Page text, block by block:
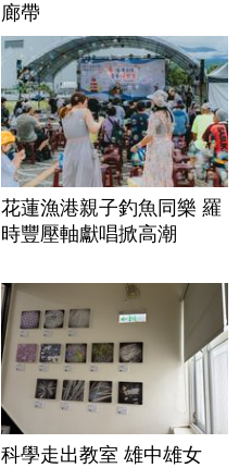
廊帶
花蓮漁港親子釣魚同樂 羅
時豐壓軸獻唱掀高潮
科學走出教室 雄中雄女